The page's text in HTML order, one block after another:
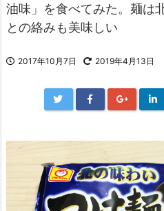
油味」を食べてみた。麺は
との絡みも美味しい
2017年10月7日 2019年4月13日